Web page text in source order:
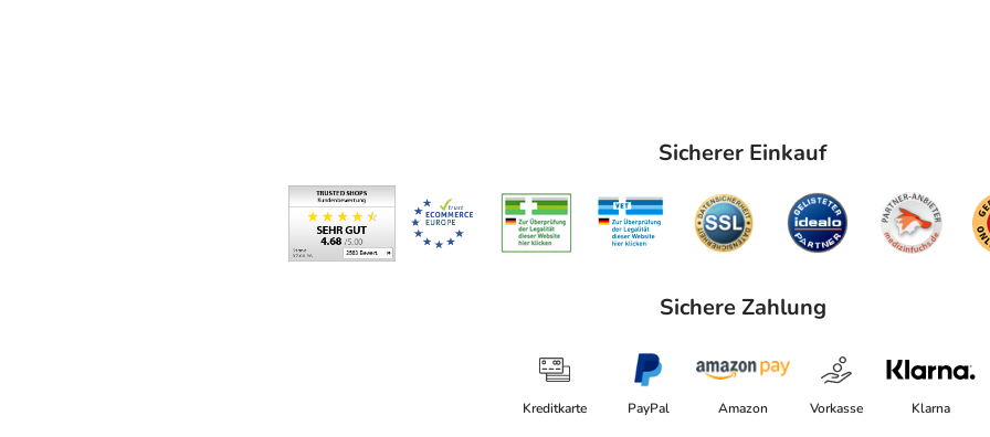
Sicherer Einkauf
Sichere Zahlung
Kreditkarte PayPal Amazon Vorkasse Klarna